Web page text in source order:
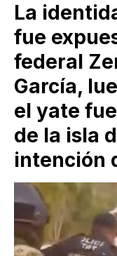
La
fue
federal
García,
el yate
de la isla
intención